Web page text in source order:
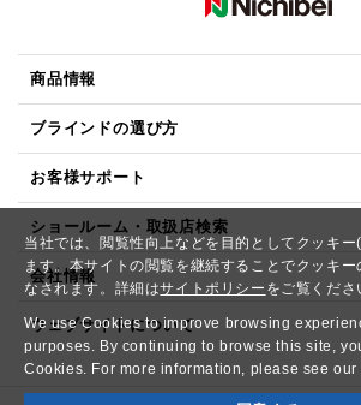
当社では、閲覧性向上などを目的としてクッキ
ます。本サイトの閲覧を継続することでクッキ
なされます。詳細はサイトポリシー をご覧くださ
We use Cookies to improve browsing
purposes. By continuing to browse this site,
Cookies. For more information, please see our
商品情報
ブラインドの選び方
お客様サポート
ショールーム・取扱店検索
会社情報
ウェブサイトについて